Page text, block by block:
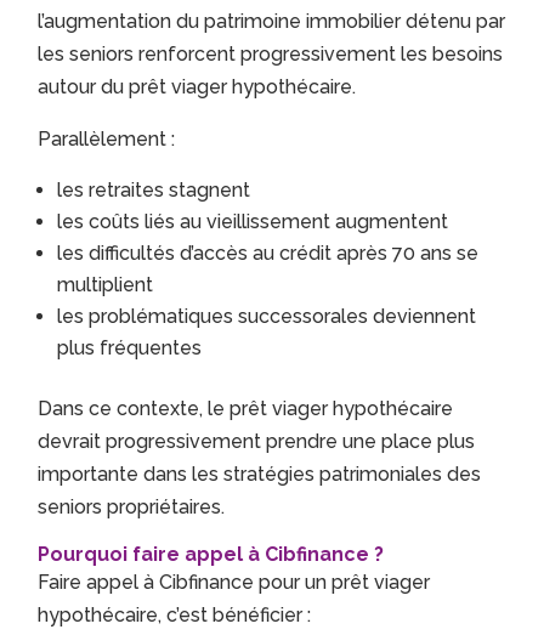
l’augmentation du patrimoine immobilier détenu par
les seniors renforcent progressivement les besoins
autour du prêt viager hypothécaire.
Parallèlement :
les retraites stagnent
les coûts liés au vieillissement augmentent
les difficultés d’accès au crédit après 70 ans se
multiplient
les problématiques successorales deviennent
plus fréquentes
Dans ce contexte, le prêt viager hypothécaire
devrait progressivement prendre une place plus
importante dans les stratégies patrimoniales des
seniors propriétaires.
Pourquoi faire appel à Cibfinance ?
Faire appel à Cibfinance pour un prêt viager
hypothécaire, c’est bénéficier :